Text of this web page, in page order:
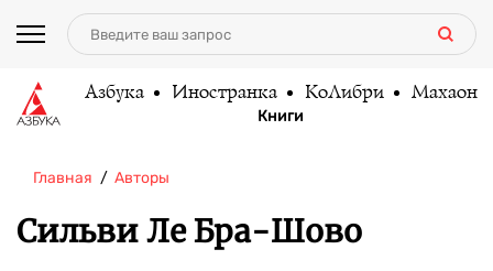
Азбука Иностранка КоЛибри Махаон
Книги
Главная Авторы
Сильви Ле Бра-Шово